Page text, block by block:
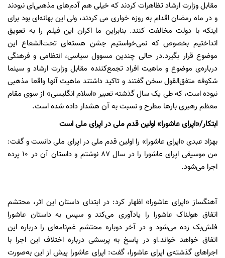
ابتکار/«اپرای عاشورا» اولین قدم ملی در اپرای ملی است
بهزاد عبدی «اپرای عاشورا» را اولین قدم ملی در اپرای ملی دانست و گفت:
من موسیقی اپرای عاشورا را در سال 87 نوشتم و داستان آن در10 پرده
اجرا می‌شود.
آهنگساز «اپرای عاشورا» اظهار کرد: در ابتدای داستان این اثر، محتشم
اتفاق هولناک عاشورا را یادآوری می‌کند و سپس به داستان عاشورا
فلش‌بک زده می‌شود و در آخر دوباره محتشم غم‌نامه‌ای را درباره این
اتفاق خواهد خواند.او در پاسخ به پرسشی درباره اختلاف این اجرا با
اجراهای گذشته‌ی اپرای عاشورا، گفت:‌ اپرای عاشورا پیش از این به‌صورت
عروسکی اجرا شده بود؛ اما امسال برای اولین‌بار به‌صورت زنده در مقابل
تماشاچیان اجرا می‌شود که این اتفاق جدیدی است.در نشستی که
جای آن از کلمه «تئاتر» و درباره «اپرای عاشورا» از «تعزیه» استفاده
کنیم.در بخش دیگری از این نشست، نصیر حیدریان - رهبر ارکستر
سمفونیک تهران در اجرای اپرای عاشورا - اجرای اپرای عاشورا را در ایران،
قدم مثبتی برای فرهنگ جامعه دانست و گفت: واقعیت این است که ایران
ارکستر سمفونیک دارد و در آن اپرا اجرا می‌شود. در حالی که در دیگر